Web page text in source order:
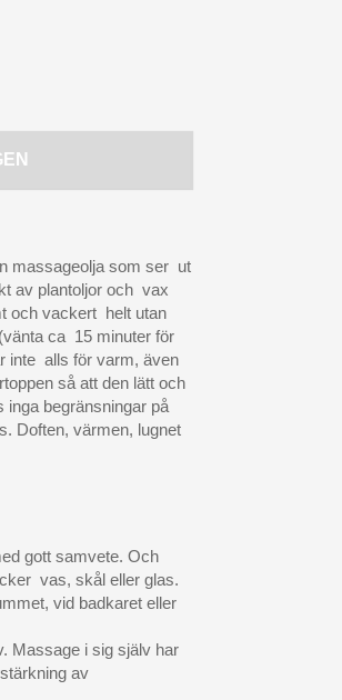
massageolja som ser ut
av plantoljor och vax
och vackert helt utan
ca 15 minuter för
inte alls för varm, även
så att den lätt och
begränsningar på
Doften, värmen, lugnet
gott samvete. Och
vas, skål eller glas.
vid badkaret eller
Massage i sig själv har
av